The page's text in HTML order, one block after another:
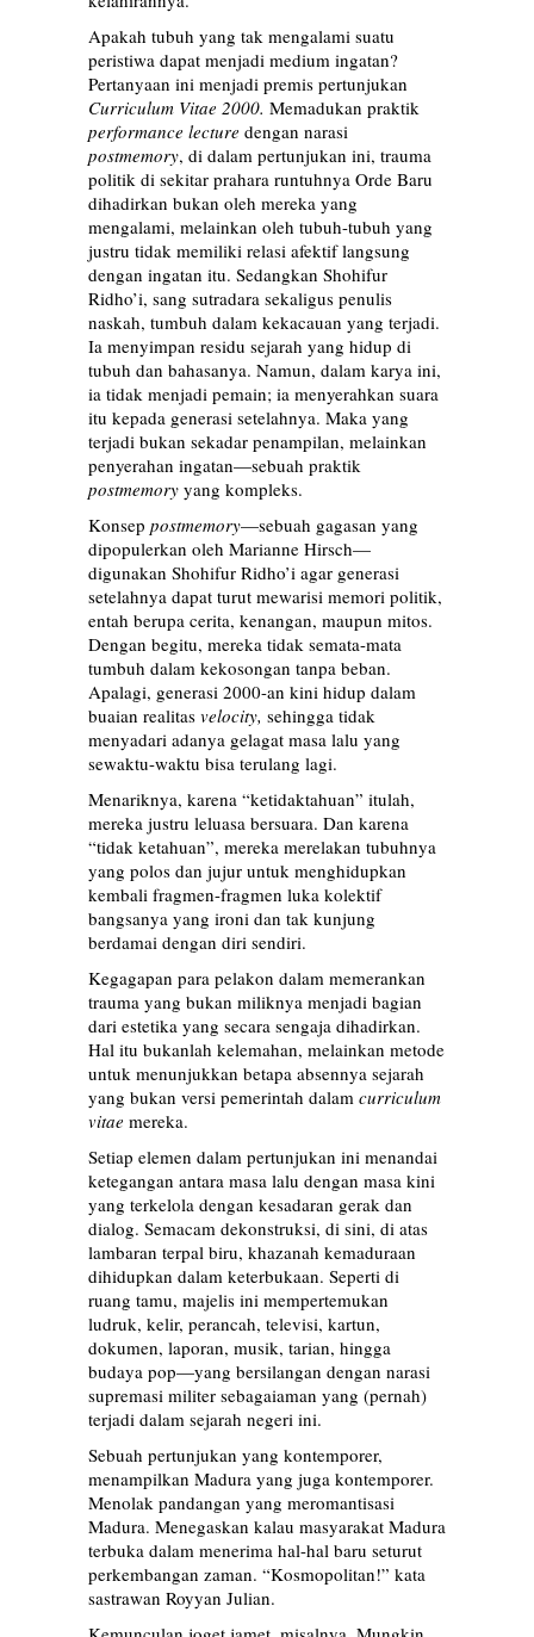
Apakah tubuh yang tak mengalami suatu
peristiwa dapat menjadi medium ingatan?
Pertanyaan ini menjadi premis pertunjukan
Curriculum Vitae 2000. Memadukan praktik
performance lecture dengan narasi
postmemory, di dalam pertunjukan ini, trauma
politik di sekitar prahara runtuhnya Orde Baru
dihadirkan bukan oleh mereka yang
mengalami, melainkan oleh tubuh-tubuh yang
justru tidak memiliki relasi afektif langsung
dengan ingatan itu. Sedangkan Shohifur
Ridho’i, sang sutradara sekaligus penulis
naskah, tumbuh dalam kekacauan yang terjadi.
Ia menyimpan residu sejarah yang hidup di
tubuh dan bahasanya. Namun, dalam karya ini,
ia tidak menjadi pemain; ia menyerahkan suara
itu kepada generasi setelahnya. Maka yang
terjadi bukan sekadar penampilan, melainkan
penyerahan ingatan—sebuah praktik
postmemory yang kompleks.
Konsep postmemory—sebuah gagasan yang
dipopulerkan oleh Marianne Hirsch—
digunakan Shohifur Ridho’i agar generasi
setelahnya dapat turut mewarisi memori politik,
entah berupa cerita, kenangan, maupun mitos.
Dengan begitu, mereka tidak semata-mata
tumbuh dalam kekosongan tanpa beban.
Apalagi, generasi 2000-an kini hidup dalam
buaian realitas velocity, sehingga tidak
menyadari adanya gelagat masa lalu yang
sewaktu-waktu bisa terulang lagi.
Menariknya, karena “ketidaktahuan” itulah,
mereka justru leluasa bersuara. Dan karena
“tidak ketahuan”, mereka merelakan tubuhnya
yang polos dan jujur untuk menghidupkan
kembali fragmen-fragmen luka kolektif
bangsanya yang ironi dan tak kunjung
berdamai dengan diri sendiri.
Kegagapan para pelakon dalam memerankan
trauma yang bukan miliknya menjadi bagian
dari estetika yang secara sengaja dihadirkan.
Hal itu bukanlah kelemahan, melainkan metode
untuk menunjukkan betapa absennya sejarah
yang bukan versi pemerintah dalam curriculum
vitae mereka.
Setiap elemen dalam pertunjukan ini menandai
ketegangan antara masa lalu dengan masa kini
yang terkelola dengan kesadaran gerak dan
dialog. Semacam dekonstruksi, di sini, di atas
lambaran terpal biru, khazanah kemaduraan
dihidupkan dalam keterbukaan. Seperti di
ruang tamu, majelis ini mempertemukan
ludruk, kelir, perancah, televisi, kartun,
dokumen, laporan, musik, tarian, hingga
budaya pop—yang bersilangan dengan narasi
supremasi militer sebagaiaman yang (pernah)
terjadi dalam sejarah negeri ini.
Sebuah pertunjukan yang kontemporer,
menampilkan Madura yang juga kontemporer.
Menolak pandangan yang meromantisasi
Madura. Menegaskan kalau masyarakat Madura
terbuka dalam menerima hal-hal baru seturut
perkembangan zaman. “Kosmopolitan!” kata
sastrawan Royyan Julian.